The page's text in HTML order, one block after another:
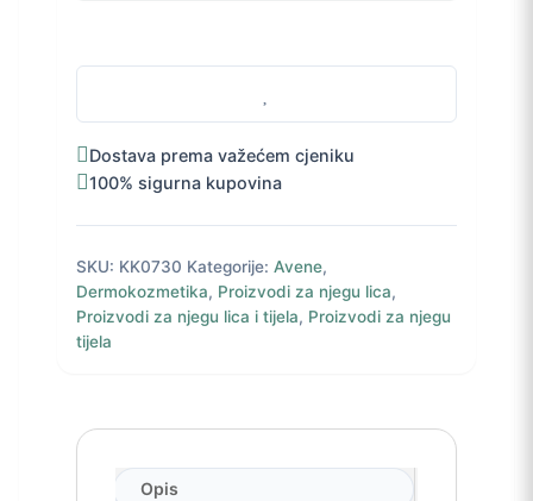
Dostava prema važećem cjeniku
100% sigurna kupovina
SKU: KK0730 Kategorije: Avene,
Dermokozmetika, Proizvodi za njegu lica,
Proizvodi za njegu lica i tijela, Proizvodi za njegu
tijela
Opis